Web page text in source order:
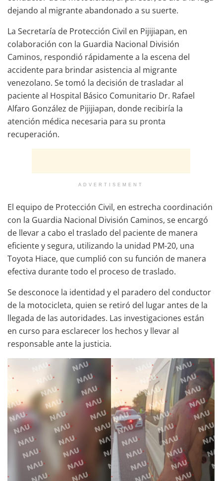
dejando al migrante abandonado a su suerte.
La Secretaría de Protección Civil en Pijijiapan, en
colaboración con la Guardia Nacional División
Caminos, respondió rápidamente a la escena del
accidente para brindar asistencia al migrante
venezolano. Se tomó la decisión de trasladar al
paciente al Hospital Básico Comunitario Dr. Rafael
Alfaro González de Pijijiapan, donde recibiría la
atención médica necesaria para su pronta
recuperación.
ADVERTISEMENT
El equipo de Protección Civil, en estrecha coordinación
con la Guardia Nacional División Caminos, se encargó
de llevar a cabo el traslado del paciente de manera
eficiente y segura, utilizando la unidad PM-20, una
Toyota Hiace, que cumplió con su función de manera
efectiva durante todo el proceso de traslado.
Se desconoce la identidad y el paradero del conductor
de la motocicleta, quien se retiró del lugar antes de la
llegada de las autoridades. Las investigaciones están
en curso para esclarecer los hechos y llevar al
responsable ante la justicia.